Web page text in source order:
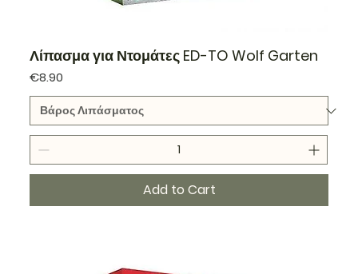
Λίπασμα για Ντομάτες ED-TO Wolf Garten
Price
€8.90
Add to Cart